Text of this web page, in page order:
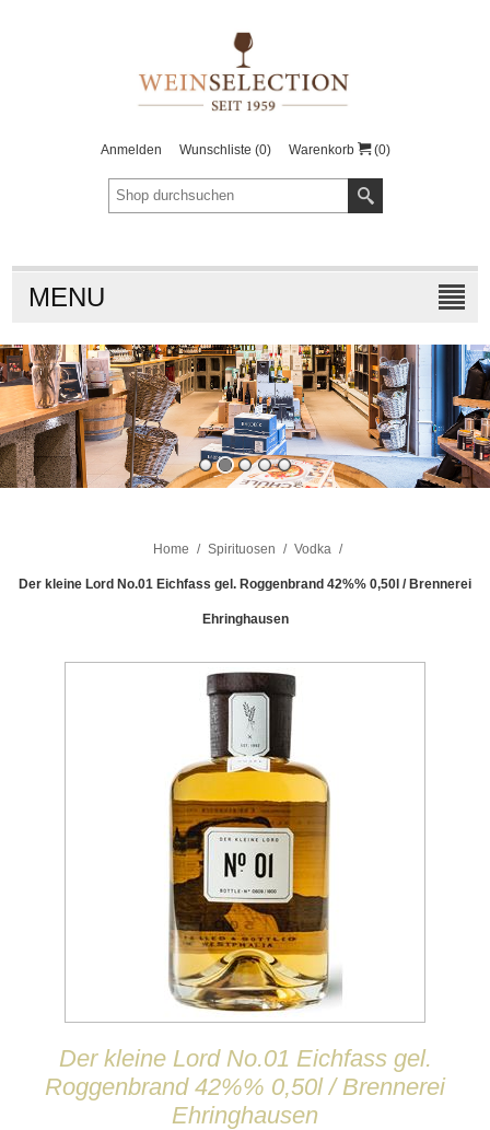
Anmelden Wunschliste (0) Warenkorb (0)
MENU
Home / Spirituosen / Vodka /
Der kleine Lord No.01 Eichfass gel. Roggenbrand 42%% 0,50l / Brennerei
Ehringhausen
Der kleine Lord No.01 Eichfass gel.
Roggenbrand 42%% 0,50l / Brennerei
Ehringhausen